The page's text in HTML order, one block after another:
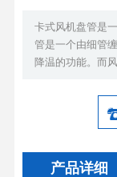
卡式风机盘管是
管是一个由细管
降温的功能。而
产品详细